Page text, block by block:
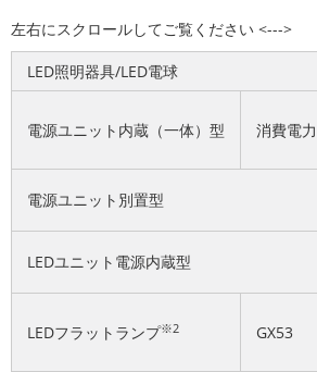
LED照明器具/LED電球
電源ユニット内蔵（一体）型 消費電力
電源ユニット別置型
LEDユニット電源内蔵型
LEDフラットランプ※2 GX53